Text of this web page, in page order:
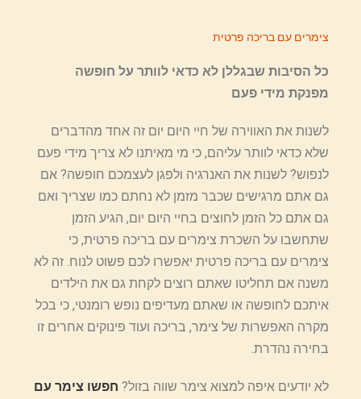
צימרים עם בריכה פרטית
כל הסיבות שבגללן לא כדאי לוותר על חופשה
מפנקת מידי פעם
לשנות את האווירה של חיי היום יום זה אחד מהדברים
שלא כדאי לוותר עליהם, כי מי מאיתנו לא צריך מידי פעם
לנפוש? לשנות את האנרגיה ולפגן לעצמכם חופשה? אם
גם אתם מרגישים שכבר מזמן לא נחתם כמו שצריך ואם
גם אתם כל הזמן לחוצים בחיי היום יום, הגיע הזמן
שתחשבו על השכרת צימרים עם בריכה פרטית, כי
צימרים עם בריכה פרטית יאפשרו לכם פשוט לנוח. זה לא
משנה אם תחליטו שאתם רוצים לקחת גם את הילדים
איתכם לחופשה או שאתם מעדיפים נופש רומנטי, כי בכל
מקרה האפשרות של צימר, בריכה ועוד פינוקים אחרים זו
בחירה נהדרת.
לא יודעים איפה למצוא צימר שווה בזול? חפשו צימר עם